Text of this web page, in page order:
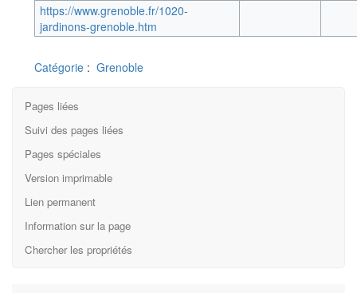
https://www.grenoble.fr/1020-
jardinons-grenoble.htm
Catégorie : Grenoble
Pages liées
Suivi des pages liées
Pages spéciales
Version imprimable
Lien permanent
Information sur la page
Chercher les propriétés